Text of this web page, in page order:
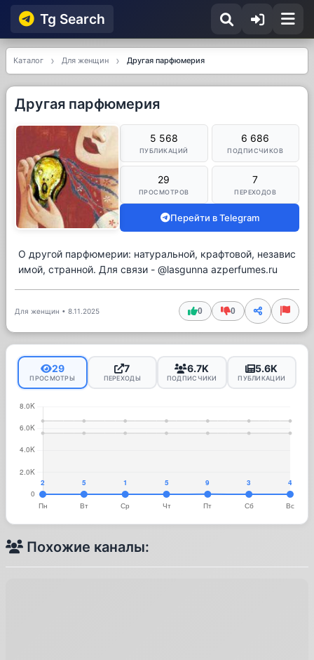
Tg Searсh
Каталог Для женщин Другая парфюмерия
Другая парфюмерия
5 568
ПУБЛИКАЦИЙ
6 686
ПОДПИСЧИКОВ
29
ПРОСМОТРОВ
7
ПЕРЕХОДОВ
Перейти в Telegram
О другой парфюмерии: натуральной, крафтовой, независ
имой, странной. Для связи - @lasgunna azperfumes.ru
Для женщин • 8.11.2025 0 0
29
ПРОСМОТРЫ
7
ПЕРЕХОДЫ
6.7K
ПОДПИСЧИКИ
5.6K
ПУБЛИКАЦИИ
Похожие каналы: